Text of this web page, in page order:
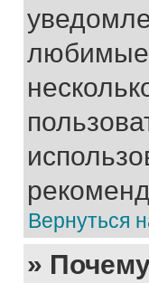
любимые
Вернуться
»